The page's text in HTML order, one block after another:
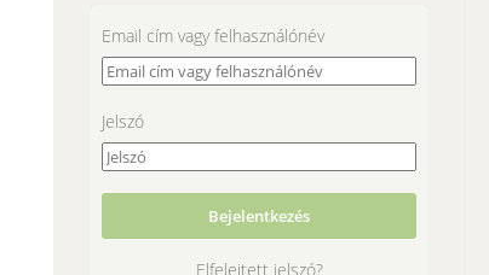
Email cím vagy felhasználónév
Jelszó
Elfelejtett jelszó?